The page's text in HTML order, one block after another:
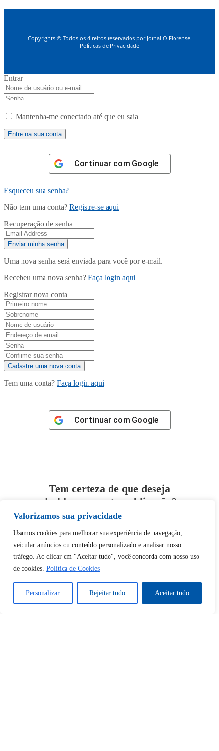
Valorizamos sua privacidade
Usamos cookies para melhorar sua experiência de navegação,
veicular anúncios ou conteúdo personalizado e analisar nosso
tráfego. Ao clicar em "Aceitar tudo", você concorda com nosso uso
de cookies. Política de Cookies
Personalizar Rejeitar tudo Aceitar tudo
Copyrights © Todos os direitos reservados por Jornal O Florense.
Políticas de Privacidade
Entrar
Mantenha-me conectado até que eu saia
Continuar com Google
Esqueceu sua senha?
Não tem uma conta? Registre-se aqui
Recuperação de senha
Uma nova senha será enviada para você por e-mail.
Recebeu uma nova senha? Faça login aqui
Registrar nova conta
Tem uma conta? Faça login aqui
Continuar com Google
Tem certeza de que deseja
desbloquear esta publicação?
Desbloquear esquerda : 0
Sim Não